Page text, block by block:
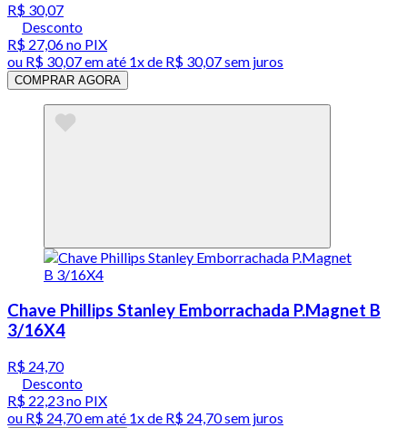
R$ 30,07
Desconto
R$ 27,06no PIX
ou R$ 30,07em até 1x de R$ 30,07sem juros
COMPRAR AGORA
Chave Phillips Stanley Emborrachada P.Magnet B
3/16X4
R$ 24,70
Desconto
R$ 22,23no PIX
ou R$ 24,70em até 1x de R$ 24,70sem juros